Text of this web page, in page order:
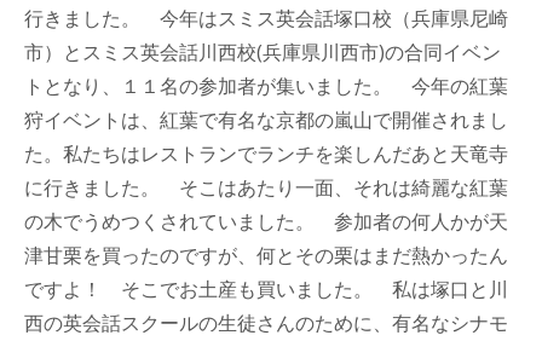
行きました。 今年はスミス英会話塚口校（兵庫県尼崎
市）とスミス英会話川西校(兵庫県川西市)の合同イベン
トとなり、１１名の参加者が集いました。 今年の紅葉
狩イベントは、紅葉で有名な京都の嵐山で開催されまし
た。 私たちはレストランでランチを楽しんだあと天竜寺
に行きました。 そこはあたり一面、それは綺麗な紅葉
の木でうめつくされていました。 参加者の何人かが天
津甘栗を買ったのですが、何とその栗はまだ熱かったん
ですよ！ そこでお土産も買いました。 私は塚口と川
西の英会話スクールの生徒さんのために、有名なシナモ